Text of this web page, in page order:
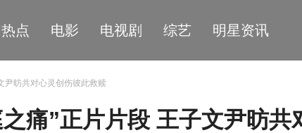
点 电影 电视剧 综艺 明星资讯
尹昉共对心灵创伤彼此救赎
痛”正片片段 王子文尹昉共